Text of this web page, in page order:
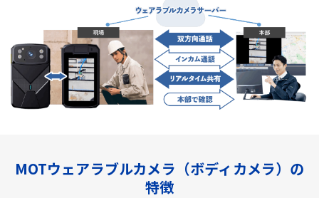
MOTウェアラブルカメラ（ボディカメラ）の
特徴